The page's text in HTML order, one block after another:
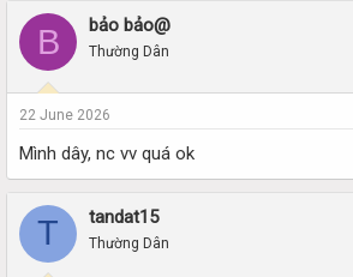
B bảo bảo@
Thường Dân
22 June 2026
Mình dây, nc vv quá ok
T tandat15
Thường Dân